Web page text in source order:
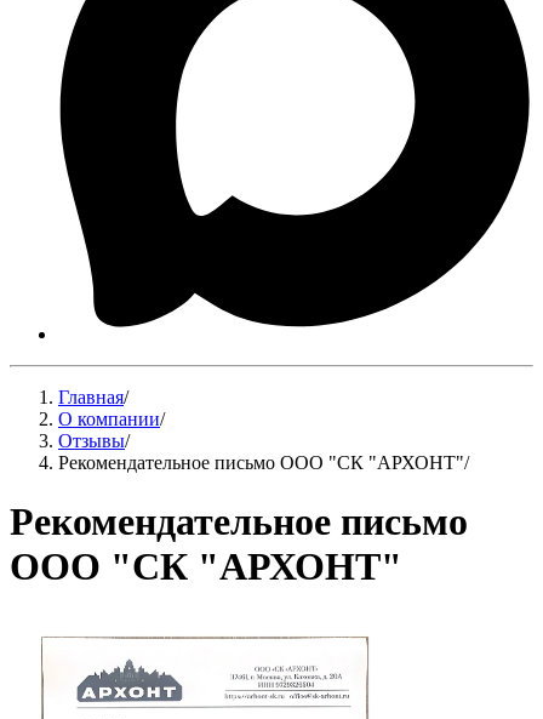
Главная/
О компании/
Отзывы/
Рекомендательное письмо ООО "СК "АРХОНТ"/
Рекомендательное письмо
ООО "СК "АРХОНТ"